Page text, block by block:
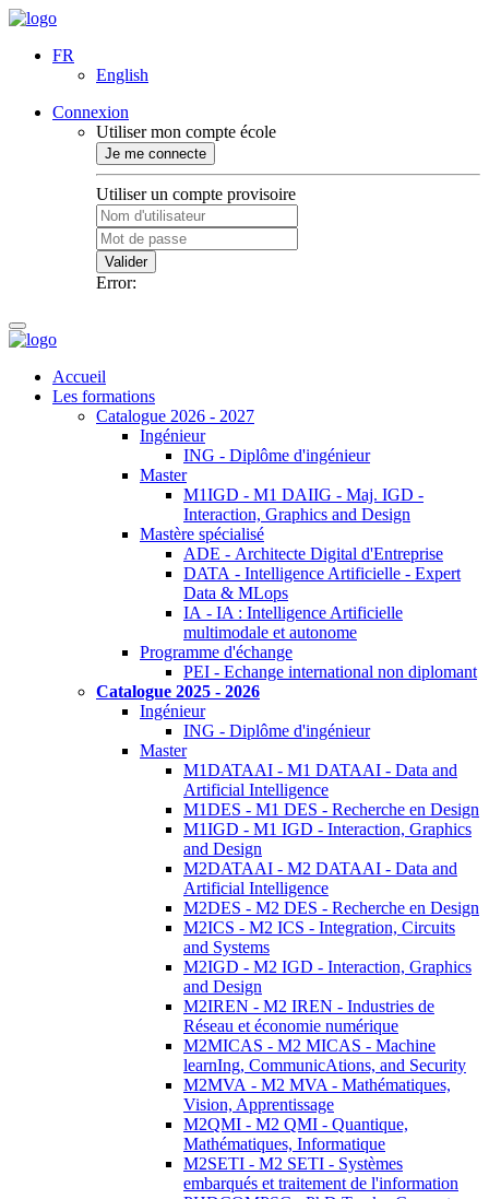
FR
English
Connexion
Utiliser mon compte école
Je me connecte
Utiliser un compte provisoire
Valider
Error:
Accueil
Les formations
Catalogue 2026 - 2027
Ingénieur
ING - Diplôme d'ingénieur
Master
M1IGD - M1 DAIIG - Maj. IGD -
Interaction, Graphics and Design
Mastère spécialisé
ADE - Architecte Digital d'Entreprise
DATA - Intelligence Artificielle - Expert
Data & MLops
IA - IA : Intelligence Artificielle
multimodale et autonome
Programme d'échange
PEI - Echange international non diplomant
Catalogue 2025 - 2026
Ingénieur
ING - Diplôme d'ingénieur
Master
M1DATAAI - M1 DATAAI - Data and
Artificial Intelligence
M1DES - M1 DES - Recherche en Design
M1IGD - M1 IGD - Interaction, Graphics
and Design
M2DATAAI - M2 DATAAI - Data and
Artificial Intelligence
M2DES - M2 DES - Recherche en Design
M2ICS - M2 ICS - Integration, Circuits
and Systems
M2IGD - M2 IGD - Interaction, Graphics
and Design
M2IREN - M2 IREN - Industries de
Réseau et économie numérique
M2MICAS - M2 MICAS - Machine
learnIng, CommunicAtions, and Security
M2MVA - M2 MVA - Mathématiques,
Vision, Apprentissage
M2QMI - M2 QMI - Quantique,
Mathématiques, Informatique
M2SETI - M2 SETI - Systèmes
embarqués et traitement de l'information